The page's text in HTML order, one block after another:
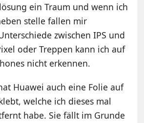
ein Traum und wenn ich
stelle fallen mir
zwischen IPS und
oder Treppen kann ich auf
nicht erkennen.
Huawei auch eine Folie auf
welche ich dieses mal
habe. Sie fällt im Grunde